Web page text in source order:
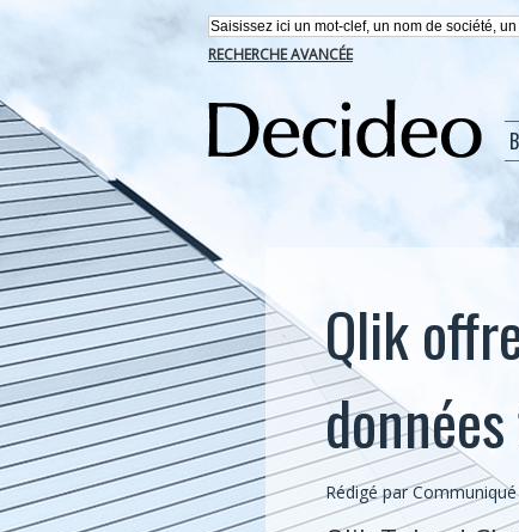
RECHERCHE AVANCÉE
Qlik
Rédigé par